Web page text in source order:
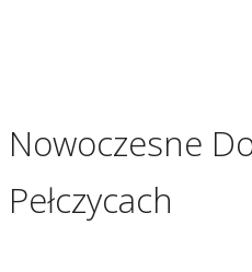
Nowoczesne
Pełczycach